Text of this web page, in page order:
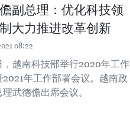
副总理：优化科技领
大力推进改革创新
08:22
，越南科技部举行2020年工作
2021年工作部署会议。越南政
理武德儋出席会议。